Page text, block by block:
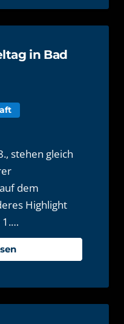
in Bad
stehen gleich
dem
Highlight
1.…